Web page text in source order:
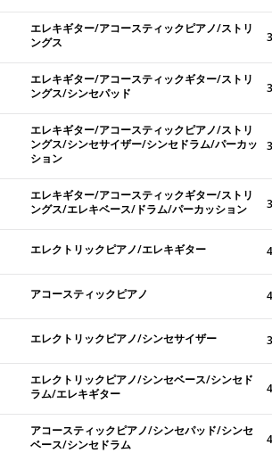
エレキギター/アコースティックピアノ/ストリ
ングス
エレキギター/アコースティックギター/ストリ
ングス/シンセパッド
エレキギター/アコースティックピアノ/ストリ
ングス/シンセサイザー/シンセドラム/パーカッ
ション
エレキギター/アコースティックギター/ストリ
ングス/エレキベース/ドラム/パーカッション
エレクトリックピアノ/エレキギター
アコースティックピアノ
エレクトリックピアノ/シンセサイザー
エレクトリックピアノ/シンセベース/シンセド
ラム/エレキギター
アコースティックピアノ/シンセパッド/シンセ
ベース/シンセドラム